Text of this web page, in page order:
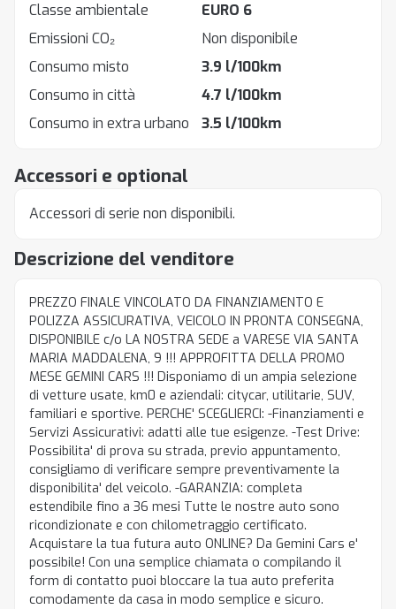
Descrizione del venditore
PREZZO FINALE VINCOLATO DA FINANZIAMENTO E
POLIZZA ASSICURATIVA, VEICOLO IN PRONTA CONSEGNA,
DISPONIBILE c/o LA NOSTRA SEDE a VARESE VIA SANTA
MARIA MADDALENA, 9 !!! APPROFITTA DELLA PROMO
MESE GEMINI CARS !!! Disponiamo di un ampia selezione
di vetture usate, km0 e aziendali: citycar, utilitarie, SUV,
familiari e sportive. PERCHE' SCEGLIERCI: -Finanziamenti e
Servizi Assicurativi: adatti alle tue esigenze. -Test Drive:
Possibilita' di prova su strada, previo appuntamento,
consigliamo di verificare sempre preventivamente la
disponibilita' del veicolo. -GARANZIA: completa
estendibile fino a 36 mesi Tutte le nostre auto sono
ricondizionate e con chilometraggio certificato.
Acquistare la tua futura auto ONLINE? Da Gemini Cars e'
possibile! Con una semplice chiamata o compilando il
form di contatto puoi bloccare la tua auto preferita
comodamente da casa in modo semplice e sicuro.
Accessori e optional
Accessori di serie non disponibili.
Classe ambientale
EURO 6
Emissioni CO₂
Non disponibile
Consumo misto
3.9 l/100km
Consumo in città
4.7 l/100km
Consumo in extra urbano
3.5 l/100km